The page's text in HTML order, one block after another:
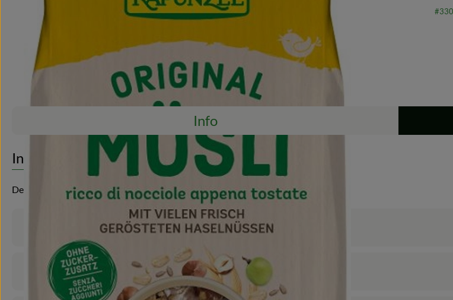
Rezepte
Info
Entdecke passende Rezepte
Es wurden keine passenden Rezepte
Info
Der kernig fruchtige Müsli-Klassiker!
Produktinformationen
Zutaten